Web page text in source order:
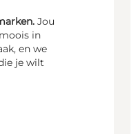
Jou
in
en we
je wilt